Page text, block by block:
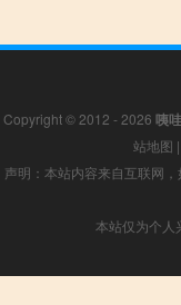
Copyright © 2012 - 2026 咦
站地图 |
声明：本站内容来自互联网
本站仅为个人